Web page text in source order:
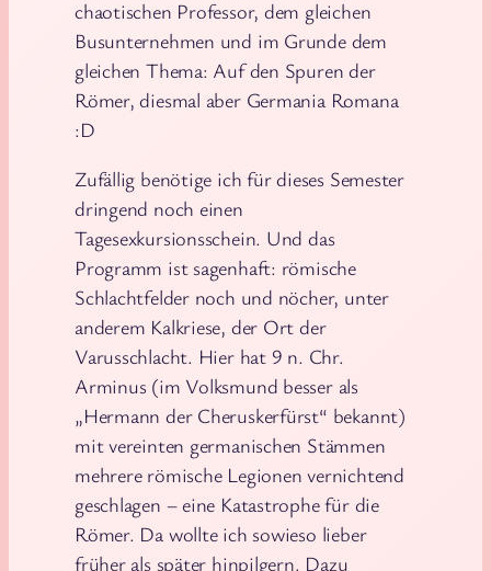
chaotischen Professor, dem gleichen
Busunternehmen und im Grunde dem
gleichen Thema: Auf den Spuren der
Römer, diesmal aber Germania Romana
:D
Zufällig benötige ich für dieses Semester
dringend noch einen
Tagesexkursionsschein. Und das
Programm ist sagenhaft: römische
Schlachtfelder noch und nöcher, unter
anderem Kalkriese, der Ort der
Varusschlacht. Hier hat 9 n. Chr.
Arminus (im Volksmund besser als
„Hermann der Cheruskerfürst“ bekannt)
mit vereinten germanischen Stämmen
mehrere römische Legionen vernichtend
geschlagen – eine Katastrophe für die
Römer. Da wollte ich sowieso lieber
früher als später hinpilgern. Dazu